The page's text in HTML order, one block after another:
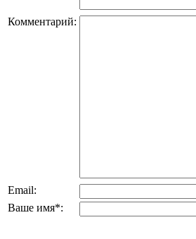
Комментарий:
Email:
Ваше имя*: